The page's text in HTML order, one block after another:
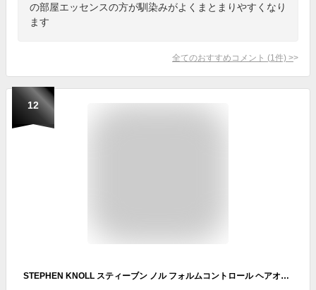
の部屋エッセンスの方が馴染みがよくまとまりやすくなり
ます
全てのおすすめコメント (1 件) >
12
STEPHEN KNOLL スティーブン ノル フォルムコントロール ヘアオイル W 本体 100ml 洗い流さないトリートメント ヘアケア ヘア美容液[ギフトラッピング対応]